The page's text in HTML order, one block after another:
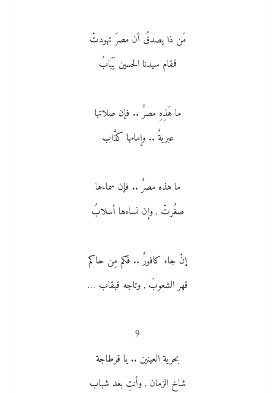
مَن ذا يصدقُ أن مصرَ تهودتْ
فمقام سيدنا الحسين يَبَابُ
ما هَذِهِ مصرٌ .. فإن صلاتها
عبريةٌ .. وإمامها كذَّاب
ما هذه مصرٌ .. فإن سماءها
صغُرتْ , وإن نساءها أسلابُ
إنْ جاء كافورٌ .. فكم مِن حاكم
قهر الشعوبَ , وتاجه قبقاب …
9
بحرية العينين .. يا قرطاجة
شاخ الزمان , وأنتِ بعد شباب